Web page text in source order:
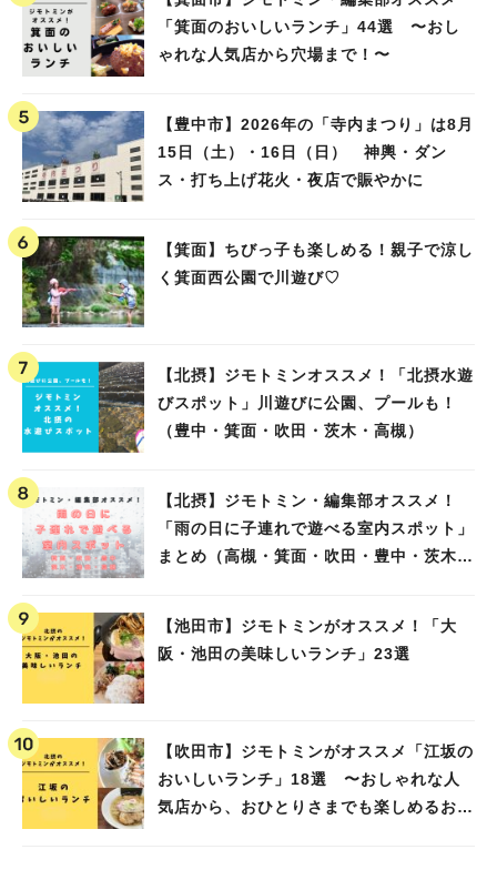
「箕面のおいしいランチ」44選 〜おし
ゃれな人気店から穴場まで！〜
【豊中市】2026年の「寺内まつり」は8月
15日（土）・16日（日） 神輿・ダン
ス・打ち上げ花火・夜店で賑やかに
【箕面】ちびっ子も楽しめる！親子で涼し
く箕面西公園で川遊び♡
【北摂】ジモトミンオススメ！「北摂水遊
びスポット」川遊びに公園、プールも！
（豊中・箕面・吹田・茨木・高槻）
【北摂】ジモトミン・編集部オススメ！
「雨の日に子連れで遊べる室内スポット」
まとめ（高槻・箕面・吹田・豊中・茨木・
【池田市】ジモトミンがオススメ！「大
阪・池田の美味しいランチ」23選
【吹田市】ジモトミンがオススメ「江坂の
おいしいランチ」18選 〜おしゃれな人
気店から、おひとりさまでも楽しめるお店